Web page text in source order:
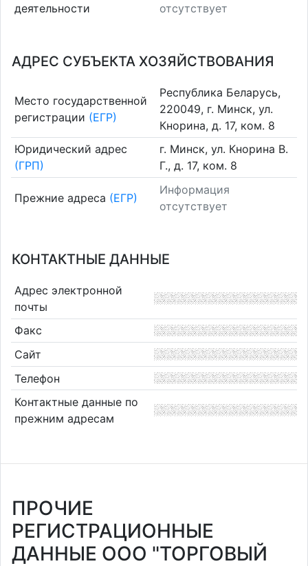
деятельности
отсутствует
АДРЕС СУБЪЕКТА ХОЗЯЙСТВОВАНИЯ
Место государственной
регистрации (ЕГР)
Республика Беларусь,
220049, г. Минск, ул.
Кнорина, д. 17, ком. 8
Юридический адрес
(ГРП)
г. Минск, ул. Кнорина В.
Г., д. 17, ком. 8
Прежние адреса (ЕГР)
Информация
отсутствует
КОНТАКТНЫЕ ДАННЫЕ
Адрес электронной
почты
Факс
Сайт
Телефон
Контактные данные по
прежним адресам
ПРОЧИЕ
РЕГИСТРАЦИОННЫЕ
ДАННЫЕ ООО "ТОРГОВЫЙ